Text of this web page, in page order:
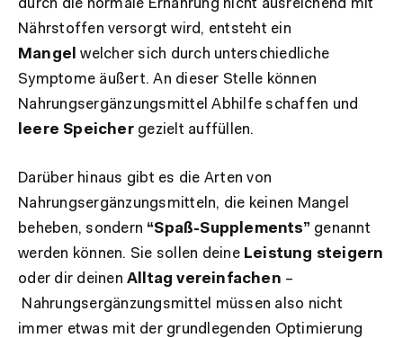
durch die normale Ernährung nicht ausreichend mit
Nährstoffen versorgt wird, entsteht ein
Mangel welcher sich durch unterschiedliche
Symptome äußert. An dieser Stelle können
Nahrungsergänzungsmittel Abhilfe schaffen und
leere Speichergezielt auffüllen.
Darüber hinaus gibt es die Arten von
Nahrungsergänzungsmitteln, die keinen Mangel
beheben, sondern “Spaß-Supplements” genannt
werden können. Sie sollen deine Leistung steigern
oder dir deinen Alltag vereinfachen –
Nahrungsergänzungsmittel müssen also nicht
immer etwas mit der grundlegenden Optimierung